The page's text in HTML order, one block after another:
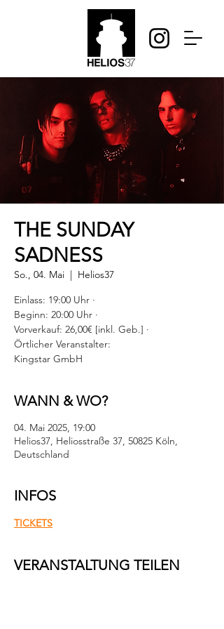
THE SUNDAY
SADNESS
So., 04. Mai
  |
Helios37
Einlass: 19:00 Uhr ·
Beginn: 20:00 Uhr ·
Vorverkauf: 26,00€ [inkl. Geb.] ·
Örtlicher Veranstalter:
Kingstar GmbH
WANN & WO?
04. Mai 2025, 19:00
Helios37, Heliosstraße 37, 50825 Köln,
Deutschland
INFOS
TICKETS
VERANSTALTUNG TEILEN